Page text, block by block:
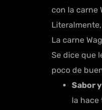
con la carne
La carne
Se dice que
poco de
Sabor
la hace